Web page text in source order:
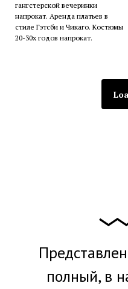
гангстерской вечеринки
напрокат. Аренда платьев в
стиле Гэтсби и Чикаго. Костюмы
20-30х годов напрокат.
полный, в